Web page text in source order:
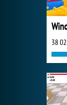
38